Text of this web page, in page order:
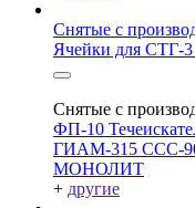
Снятые с
Ячейки для СТГ-
Снятые с
ФП-10
ГИАМ-315 ССС-
МОНОЛИТ
+ другие